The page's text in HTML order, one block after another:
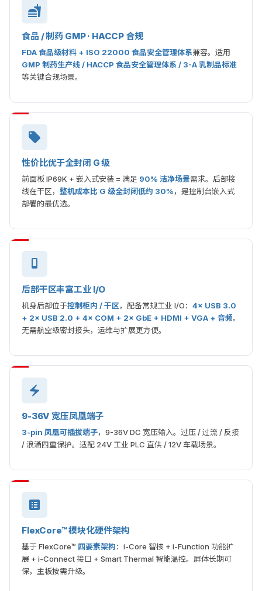
食品 / 制药 GMP · HACCP 合规
FDA 食品级材料 + ISO 22000 食品安全管理体系兼容。适用
GMP 制药生产线 / HACCP 食品安全管理体系 / 3-A 乳制品标准
等关键合规场景。
性价比优于全封闭 G 级
前面板 IP69K + 嵌入式安装 = 满足 90% 洁净场景需求。后部接
线在干区， 整机成本比 G 级全封闭低约 30%，是控制台嵌入式
部署的最优选。
后部干区丰富工业 I/O
机身后部位于控制柜内 / 干区，配备常规工业 I/O： 4× USB 3.0
+ 2× USB 2.0 + 4× COM + 2× GbE + HDMI + VGA + 音频。
无需航空级密封接头，运维与扩展更方便。
9-36V 宽压凤凰端子
3-pin 凤凰可插拔端子，9-36V DC 宽压输入。过压 / 过流 / 反接
/ 浪涌四重保护。适配 24V 工业 PLC 直供 / 12V 车载场景。
FlexCore™ 模块化硬件架构
基于 FlexCore™ 四要素架构：i-Core 智核 + i-Function 功能扩
展 + i-Connect 接口 + Smart Thermal 智能温控。屏体长期可
保，主板按需升级。